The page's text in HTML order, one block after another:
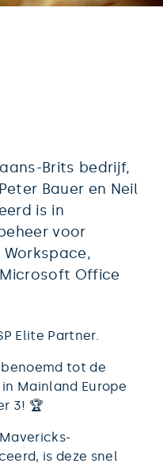
Brits bedrijf,
Bauer en Neil
is in
voor
Office
Elite Partner.
tot de
Mainland Europe
3! 🏆
is deze snel